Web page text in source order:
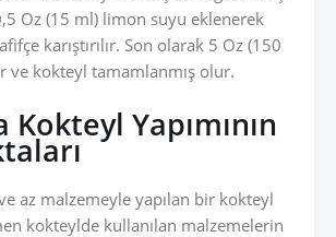
Oz (15 ml) limon suyu eklenerek
karıştırılır. Son olarak 5 Oz (150
ve kokteyl tamamlanmış olur.
Kokteyl Yapımının
az malzemeyle yapılan bir kokteyl
kokteylde kullanılan malzemelerin